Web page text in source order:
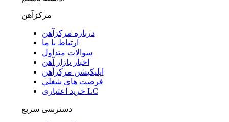
مرکزآهن
درباره مرکزآهن
ارتباط با ما
سوالات متداول
اخبار بازار آهن
اپلیکیشن مرکزآهن
فرصت های شغلی
خرید اعتباری LC
دسترسی سریع